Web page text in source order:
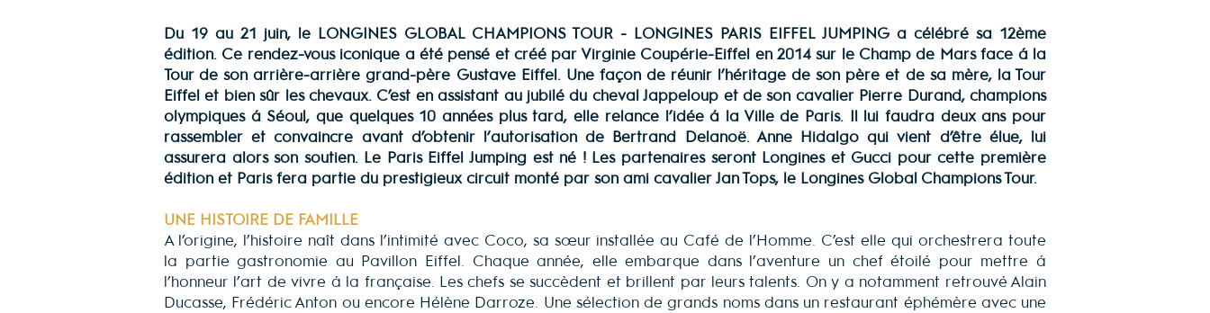
Du 19 au 21 juin, le LONGINES GLOBAL CHAMPIONS TOUR - LONGINES PARIS EIFFEL JUMPING a célébré sa 12ème
édition. Ce rendez-vous iconique a été pensé et créé par Virginie Coupérie-Eiffel en 2014 sur le Champ de Mars face à la
Tour de son arrière-arrière grand-père Gustave Eiffel. Une façon de réunir l’héritage de son père et de sa mère, la Tour
Eiffel et bien sûr les chevaux. C’est en assistant au jubilé du cheval Jappeloup et de son cavalier Pierre Durand, champions
olympiques à Séoul, que quelques 10 années plus tard, elle relance l’idée à la Ville de Paris. Il lui faudra deux ans pour
rassembler et convaincre avant d’obtenir l’autorisation de Bertrand Delanoë. Anne Hidalgo qui vient d’être élue, lui
assurera alors son soutien. Le Paris Eiffel Jumping est né ! Les partenaires seront Longines et Gucci pour cette première
édition et Paris fera partie du prestigieux circuit monté par son ami cavalier Jan Tops, le Longines Global Champions Tour.
UNE HISTOIRE DE FAMILLE
A l’origine, l’histoire naît dans l’intimité avec Coco, sa sœur installée au Café de l’Homme. C’est elle qui orchestrera toute
la partie gastronomie au Pavillon Eiffel. Chaque année, elle embarque dans l’aventure un chef étoilé pour mettre à
l’honneur l’art de vivre à la française. Les chefs se succèdent et brillent par leurs talents. On y a notamment retrouvé Alain
Ducasse, Frédéric Anton ou encore Hélène Darroze. Une sélection de grands noms dans un restaurant éphémère avec une